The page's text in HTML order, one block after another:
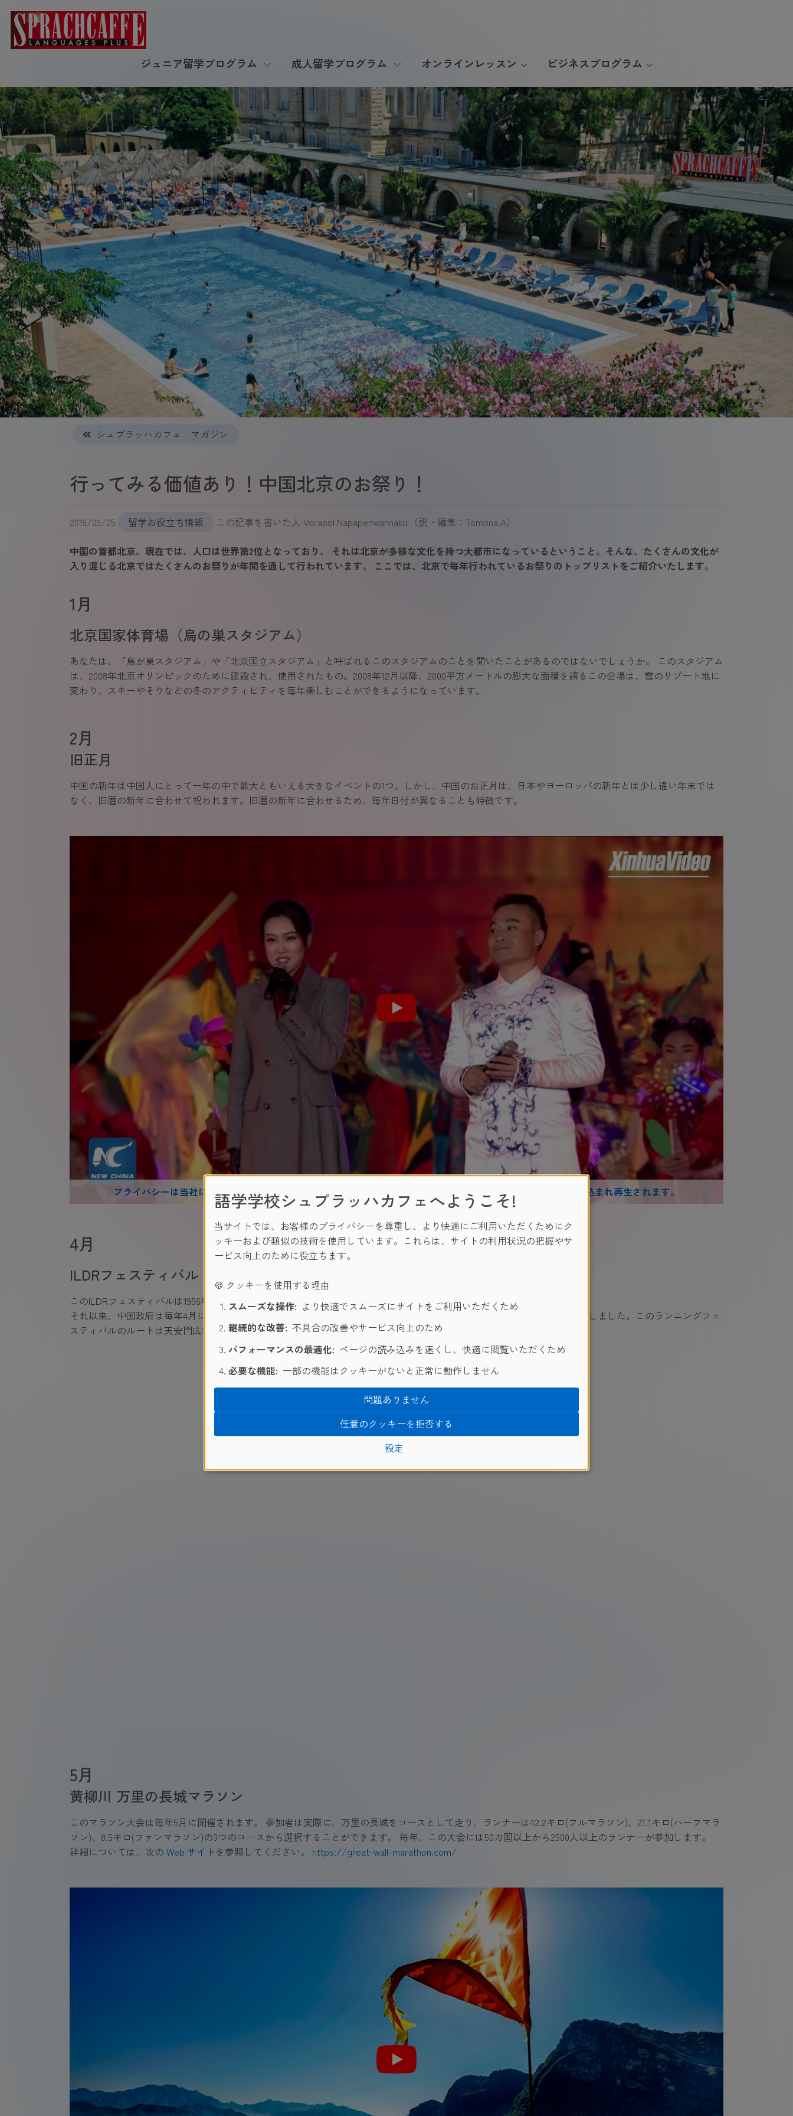
ジュニア留学プログラム 成人留学プログラム オンラインレッスン ビジネスプログラム
シュプラッハカフェ マガジン
行ってみる価値あり！中国北京のお祭り！
2019/09/05 留学お役立ち情報 この記事を書いた人Vorapol Napapenwannakul（訳・編集：Tomona.A）
中国の首都北京。現在では、人口は世界第2位となっており、 それは北京が多様な文化を持つ大都市になっているということ。そんな、たくさんの文化が
入り混じる北京ではたくさんのお祭りが年間を通して行われています。 ここでは、北京で毎年行われているお祭りのトップリストをご紹介いたします。
1月
北京国家体育場（鳥の巣スタジアム）
あなたは、「鳥が巣スタジアム」や「北京国立スタジアム」と呼ばれるこのスタジアムのことを聞いたことがあるのではないでしょうか。 このスタジアム
は、2008年北京オリンピックのために建設され、使用されたもの。2008年12月以降、2000平方メートルの膨大な面積を誇るこの会場は、雪のリゾート地に
変わり、スキーやそりなどの冬のアクティビティを毎年楽しむことができるようになっています。
2月
旧正月
中国の新年は中国人にとって一年の中で最大ともいえる大きなイベントの1つ。しかし、中国のお正月は、日本やヨーロッパの新年とは少し違い年末では
なく、旧暦の新年に合わせて祝われます。旧暦の新年に合わせるため、毎年日付が異なることも特徴です。
プライバシーは当社にとって重要です。クリックした時のみ、動画がサードパーティプロバイダーによって読み込まれ再生されます。
4月
ILDRフェスティバル（北京国際長距離フェスティバル）
このILDRフェスティバルは1956年に初めて開催されました。
それ以来、中国政府は毎年4月にこの祭典を開催しています。 2017年、この大会には合計で約1万2000人ものランナーが参加しました。このランニングフェ
スティバルのルートは天安門広場から西安ロングスタジアムまで。北京の最も歴史的な地域も走りながら堪能できます。
5月
黄柳川 万里の長城マラソン
このマラソン大会は毎年5月に開催されます。 参加者は実際に、万里の長城をコースとして走り、ランナーは42.2キロ(フルマラソン)、21.1キロ(ハーフマラ
ソン)、8.5キロ(ファンマラソン)の3つのコースから選択することができます。 毎年、この大会には50カ国以上から2500人以上のランナーが参加します。
詳細については、次の Web サイト を参照してください。 https://great-wall-marathon.com/
語学学校シュプラッハカフェへようこそ!
当サイトでは、お客様のプライバシーを尊重し、より快適にご利用いただくためにク
ッキーおよび類似の技術を使用しています。これらは、サイトの利用状況の把握やサ
ービス向上のために役立ちます。
🍪 クッキーを使用する理由
スムーズな操作: より快適でスムーズにサイトをご利用いただくため
継続的な改善: 不具合の改善やサービス向上のため
パフォーマンスの最適化: ページの読み込みを速くし、快適に閲覧いただくため
必要な機能: 一部の機能はクッキーがないと正常に動作しません
設定
任意のクッキーを拒否する
問題ありません